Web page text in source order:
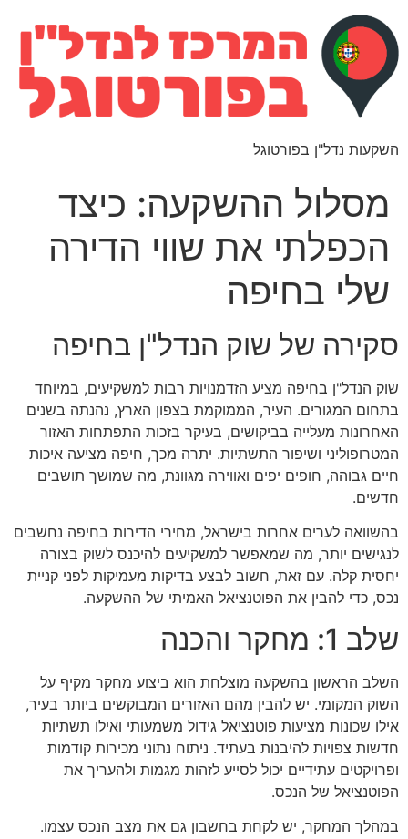
השקעות נדל"ן בפורטוגל
מסלול ההשקעה: כיצד
הכפלתי את שווי הדירה
שלי בחיפה
סקירה של שוק הנדל"ן בחיפה
שוק הנדל"ן בחיפה מציע הזדמנויות רבות למשקיעים, במיוחד
בתחום המגורים. העיר, הממוקמת בצפון הארץ, נהנתה בשנים
האחרונות מעלייה בביקושים, בעיקר בזכות התפתחות האזור
המטרופוליני ושיפור התשתיות. יתרה מכך, חיפה מציעה איכות
חיים גבוהה, חופים יפים ואווירה מגוונת, מה שמושך תושבים
חדשים.
בהשוואה לערים אחרות בישראל, מחירי הדירות בחיפה נחשבים
לנגישים יותר, מה שמאפשר למשקיעים להיכנס לשוק בצורה
יחסית קלה. עם זאת, חשוב לבצע בדיקות מעמיקות לפני קניית
נכס, כדי להבין את הפוטנציאל האמיתי של ההשקעה.
שלב 1: מחקר והכנה
השלב הראשון בהשקעה מוצלחת הוא ביצוע מחקר מקיף על
השוק המקומי. יש להבין מהם האזורים המבוקשים ביותר בעיר,
אילו שכונות מציעות פוטנציאל גידול משמעותי ואילו תשתיות
חדשות צפויות להיבנות בעתיד. ניתוח נתוני מכירות קודמות
ופרויקטים עתידיים יכול לסייע לזהות מגמות ולהעריך את
הפוטנציאל של הנכס.
במהלך המחקר, יש לקחת בחשבון גם את מצב הנכס עצמו.